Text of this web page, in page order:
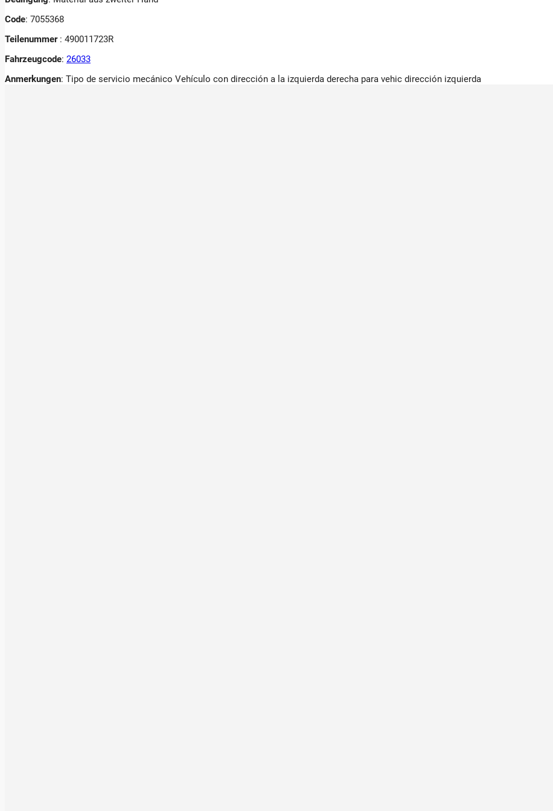
Code: 7055368
Teilenummer : 490011723R
Fahrzeugcode: 26033
Anmerkungen: Tipo de servicio mecánico Vehículo con dirección a la izquierda derecha para vehic dirección izquierda